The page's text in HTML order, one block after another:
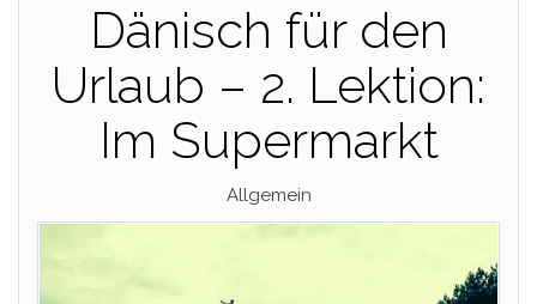
Dänisch für den
Urlaub – 2. Lektion:
Im Supermarkt
Allgemein